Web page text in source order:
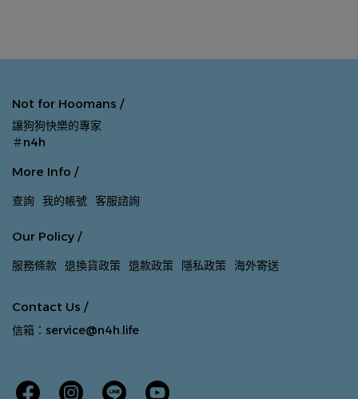
Not for Hoomans /
讓狗狗快樂的專家
＃n4h
More Info /
查詢 我的帳號 客服諮詢
Our Policy /
服務條款 退換貨政策 退款政策 隱私政策 海外寄送
Contact Us /
信箱：service@n4h.life